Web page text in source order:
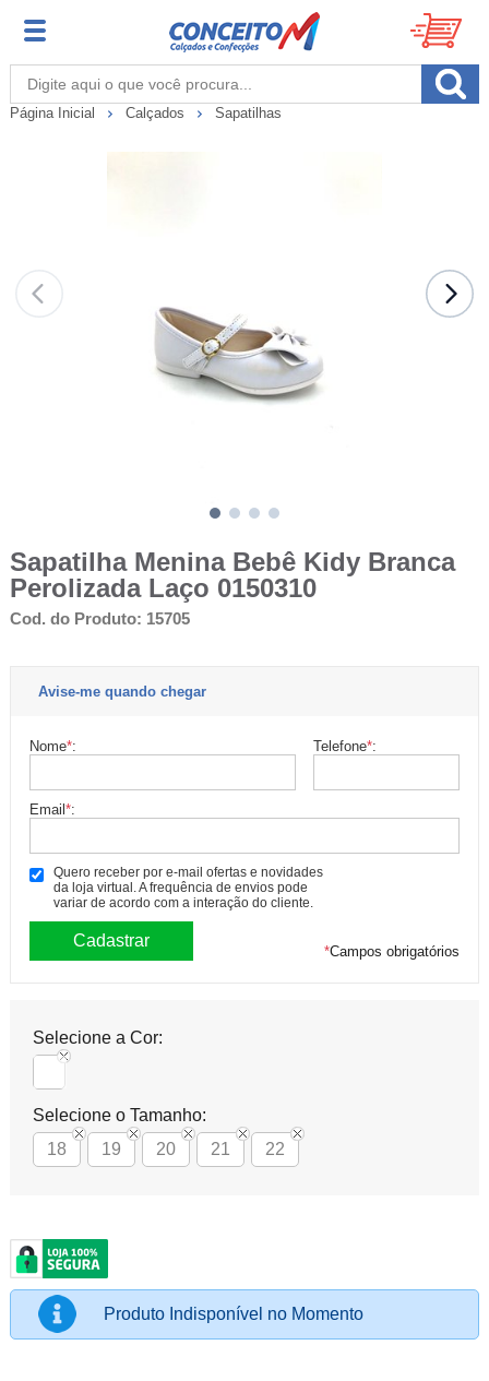
Página Inicial Calçados Sapatilhas
Sapatilha Menina Bebê Kidy Branca
Perolizada Laço 0150310
Cod. do Produto: 15705
Avise-me quando chegar
Nome*: Telefone*:
Email*:
Quero receber por e-mail ofertas e novidades
da loja virtual. A frequência de envios pode
variar de acordo com a interação do cliente.
*Campos obrigatórios
Selecione a Cor:
Selecione o Tamanho:
18
19 20 21 22
Produto Indisponível no Momento